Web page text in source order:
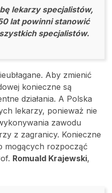
lekarzy specjalistów,
lat powinni stanowić
specjalistów.
Aby zmienić
konieczne są
działania. A Polska
lekarzy, ponieważ nie
zawodu
z zagranicy. Konieczne
mogących rozpocząć
Romuald Krajewski,